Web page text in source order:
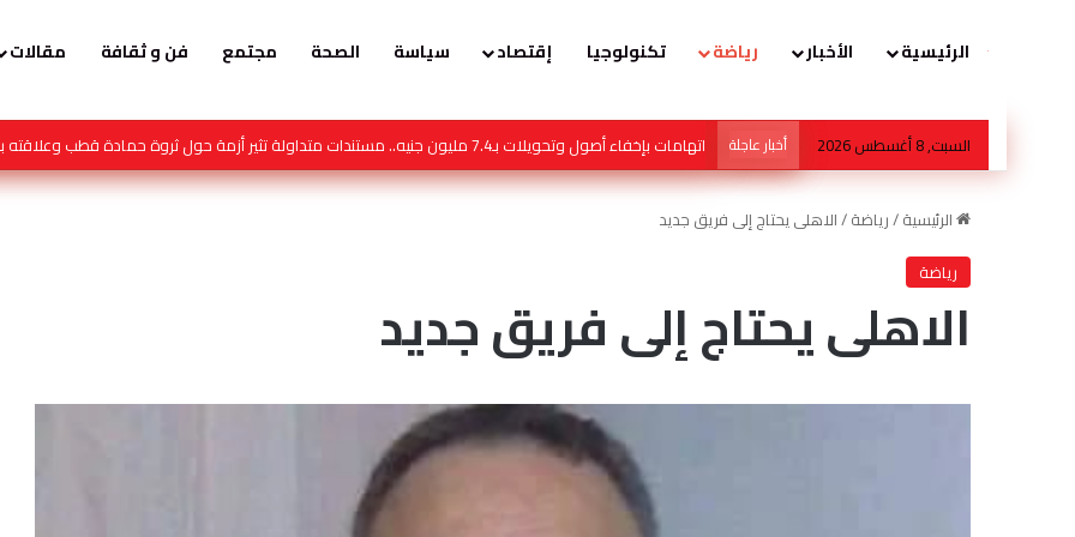
الرئيسية الأخبار رياضة تكنولوجيا إقتصاد سياسة الصحة مجتمع فن و ثقافة مقالات
السبت, 8 أغسطس 2026 أخبار عاجلة محمد صالح هشلان… عندما تصبح النصيحة محتوى
الرئيسية/رياضة/الاهلى يحتاج إلى فريق جديد
رياضة
الاهلى يحتاج إلى فريق جديد